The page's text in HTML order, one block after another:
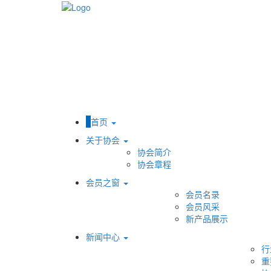
首页
关于协会
协会简介
协会章程
会员之窗
会员名录
会员风采
新产品展示
新闻中心